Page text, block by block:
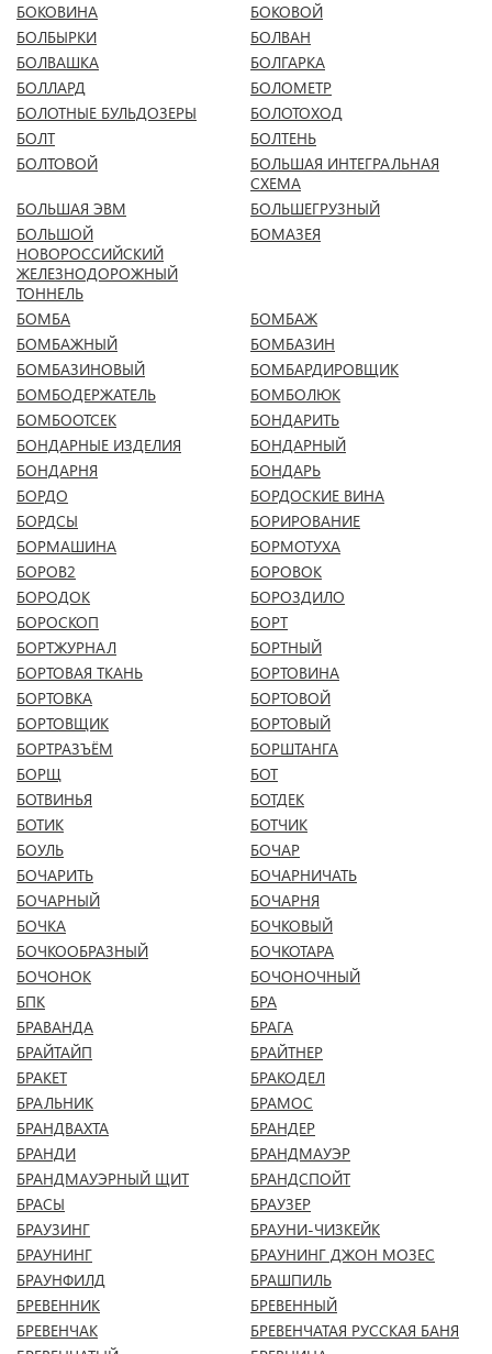
БОКОВИНА
БОКОВОЙ
БОЛБЫРКИ
БОЛВАН
БОЛВАШКА
БОЛГАРКА
БОЛЛАРД
БОЛОМЕТР
БОЛОТНЫЕ БУЛЬДОЗЕРЫ
БОЛОТОХОД
БОЛТ
БОЛТЕНЬ
БОЛТОВОЙ
БОЛЬШАЯ ИНТЕГРАЛЬНАЯ
СХЕМА
БОЛЬШАЯ ЭВМ
БОЛЬШЕГРУЗНЫЙ
БОЛЬШОЙ
НОВОРОССИЙСКИЙ
ЖЕЛЕЗНОДОРОЖНЫЙ
ТОННЕЛЬ
БОМАЗЕЯ
БОМБА
БОМБАЖ
БОМБАЖНЫЙ
БОМБАЗИН
БОМБАЗИНОВЫЙ
БОМБАРДИРОВЩИК
БОМБОДЕРЖАТЕЛЬ
БОМБОЛЮК
БОМБООТСЕК
БОНДАРИТЬ
БОНДАРНЫЕ ИЗДЕЛИЯ
БОНДАРНЫЙ
БОНДАРНЯ
БОНДАРЬ
БОРДО
БОРДОСКИЕ ВИНА
БОРДСЫ
БОРИРОВАНИЕ
БОРМАШИНА
БОРМОТУХА
БОРОВ2
БОРОВОК
БОРОДОК
БОРОЗДИЛО
БОРОСКОП
БОРТ
БОРТЖУРНАЛ
БОРТНЫЙ
БОРТОВАЯ ТКАНЬ
БОРТОВИНА
БОРТОВКА
БОРТОВОЙ
БОРТОВЩИК
БОРТОВЫЙ
БОРТРАЗЪЁМ
БОРШТАНГА
БОРЩ
БОТ
БОТВИНЬЯ
БОТДЕК
БОТИК
БОТЧИК
БОУЛЬ
БОЧАР
БОЧАРИТЬ
БОЧАРНИЧАТЬ
БОЧАРНЫЙ
БОЧАРНЯ
БОЧКА
БОЧКОВЫЙ
БОЧКООБРАЗНЫЙ
БОЧКОТАРА
БОЧОНОК
БОЧОНОЧНЫЙ
БПК
БРА
БРАВАНДА
БРАГА
БРАЙТАЙП
БРАЙТНЕР
БРАКЕТ
БРАКОДЕЛ
БРАЛЬНИК
БРАМОС
БРАНДВАХТА
БРАНДЕР
БРАНДИ
БРАНДМАУЭР
БРАНДМАУЭРНЫЙ ЩИТ
БРАНДСПОЙТ
БРАСЫ
БРАУЗЕР
БРАУЗИНГ
БРАУНИ-ЧИЗКЕЙК
БРАУНИНГ
БРАУНИНГ ДЖОН МОЗЕС
БРАУНФИЛД
БРАШПИЛЬ
БРЕВЕННИК
БРЕВЕННЫЙ
БРЕВЕНЧАК
БРЕВЕНЧАТАЯ РУССКАЯ БАНЯ